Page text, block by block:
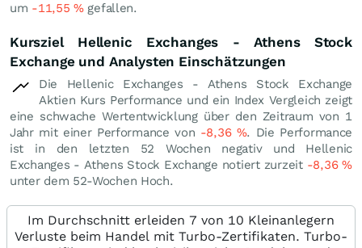
um -11,55%gefallen.
Kursziel Hellenic Exchanges - Athens Stock
Exchange und Analysten Einschätzungen
Die Hellenic Exchanges - Athens Stock Exchange
Aktien Kurs Performance und ein Index Vergleich zeigt
eine schwache Wertentwicklung über den Zeitraum von 1
Jahr mit einer Performance von -8,36 %. Die Performance
ist in den letzten 52 Wochen negativ und Hellenic
Exchanges - Athens Stock Exchange notiert zurzeit -8,36%
unter dem 52-Wochen Hoch.
Im Durchschnitt erleiden 7 von 10 Kleinanlegern
Verluste beim Handel mit Turbo-Zertifikaten. Turbo-